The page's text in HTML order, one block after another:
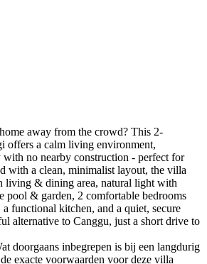
away from the crowd? This 2-
offers a calm living environment,
with no nearby construction - perfect for
with a clean, minimalist layout, the villa
living & dining area, natural light with
pool & garden, 2 comfortable bedrooms
functional kitchen, and a quiet, secure
alternative to Canggu, just a short drive to
doorgaans inbegrepen is bij een langdurig
exacte voorwaarden voor deze villa